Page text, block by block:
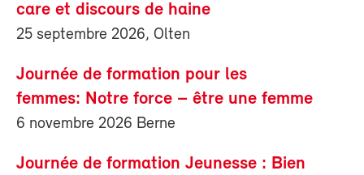
care et discours de haine
25 septembre 2026, Olten
Journée de formation pour les
femmes: Notre force – être une femme
6 novembre 2026 Berne
Journée de formation Jeunesse : Bien